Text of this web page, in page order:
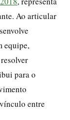
Ao articular
equipe,
para o
entre